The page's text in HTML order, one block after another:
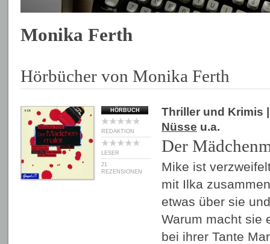
Monika Ferth
Hörbücher von Monika Ferth
HÖRBUCH
REDAKTION
LESER
21
REZENSIONEN
Thriller und Krimis
Nüsse u.a.
Der
Mike ist
mit Ilka
etwas über sie
Warum macht sie
bei ihrer Tante